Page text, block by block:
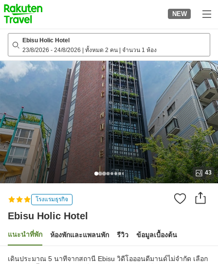
to
top
page
NEW
Ebisu Holic Hotel
23/8/2026 - 24/8/2026 ทั้งหมด 2 คน จำนวน 1 ห้อง
43
โรงแรมธุรกิจ
Ebisu Holic Hotel
แนะนำที่พัก ห้องพักและแพลนพัก รีวิว ข้อมูลเบื้องต้น
เดินประมาณ 5 นาทีจากสถานี Ebisu วิดีโอออนดีมานด์ไม่จำกัด เลือก